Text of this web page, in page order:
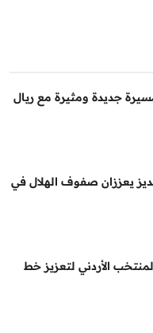
جديدة ومثيرة مع ريال
يعززان صفوف الهلال في
الأردني لتعزيز خط